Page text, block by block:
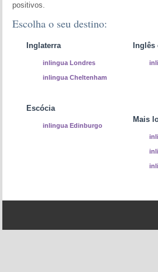
positivos.
Escolha o seu destino:
Inglaterra
inlingua Londres
inlingua Cheltenham
Escócia
inlingua Edinburgo
Inglês
Mais